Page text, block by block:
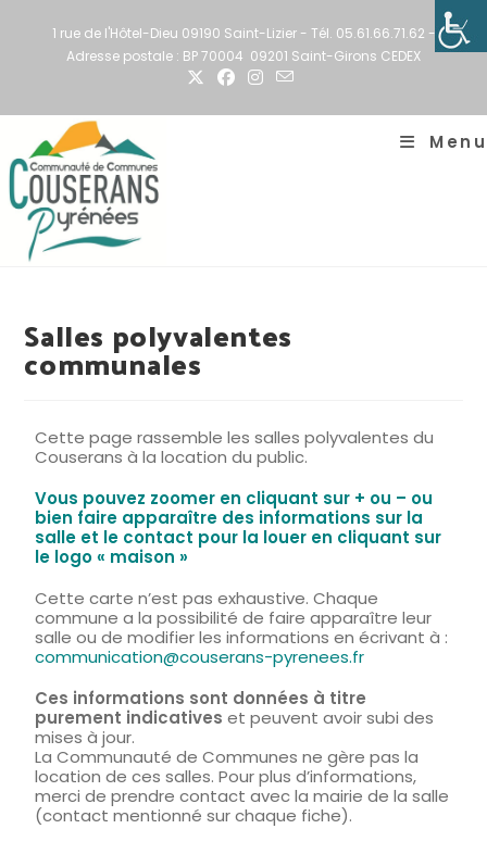
1 rue de l'Hôtel-Dieu 09190 Saint-Lizier - Tél. 05.61.66.71.62 -
Adresse postale : BP 70004 09201 Saint-Girons CEDEX
Menu
Salles polyvalentes
communales
Cette page rassemble les salles polyvalentes du
Couserans à la location du public.
Vous pouvez zoomer en cliquant sur + ou – ou
bien faire apparaître des informations sur la
salle et le contact pour la louer en cliquant sur
le logo « maison »
Cette carte n’est pas exhaustive. Chaque
commune a la possibilité de faire apparaître leur
salle ou de modifier les informations en écrivant à :
communication@couserans-pyrenees.fr
Ces informations sont données à titre
purement indicatives et peuvent avoir subi des
mises à jour.
La Communauté de Communes ne gère pas la
location de ces salles. Pour plus d’informations,
merci de prendre contact avec la mairie de la salle
(contact mentionné sur chaque fiche).